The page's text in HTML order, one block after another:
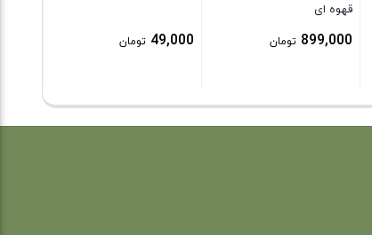
قهوه ای
899,000 تومان 49,000 تومان